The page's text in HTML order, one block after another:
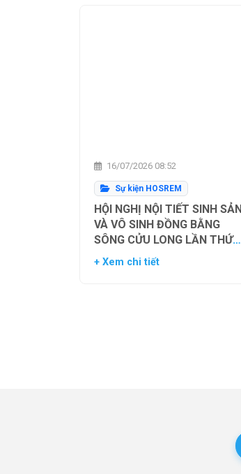
16/07/2026 08:52
Sự kiện HOSREM
HỘI NGHỊ NỘI TIẾT SINH SẢN
VÀ VÔ SINH ĐỒNG BẰNG
SÔNG CỬU LONG LẦN THỨ
NHẤT
+ Xem chi tiết